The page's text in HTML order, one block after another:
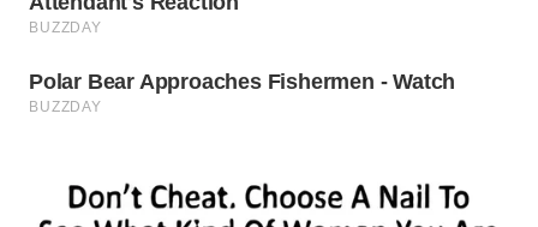
CIANJUR
WN
KEPULAUAN
WN
TANGERANG